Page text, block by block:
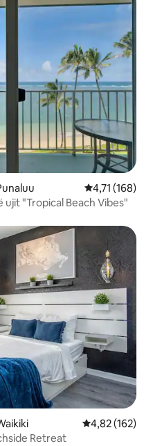
Vlerësimi
4,71 (168)
"Tropical Beach Vibes"
Vlerësimi
4,82 (162)
Retreat